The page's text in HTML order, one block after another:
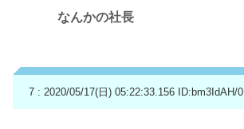
なんかの社長
7 : 2020/05/17(日) 05:22:33.156 ID:bm3IdAH/0